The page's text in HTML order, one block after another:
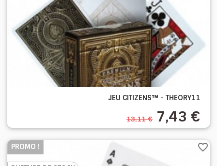
JEU CITIZENS™ - THEORY11
13,11 € 7,43 €
PROMO ! favorite_border